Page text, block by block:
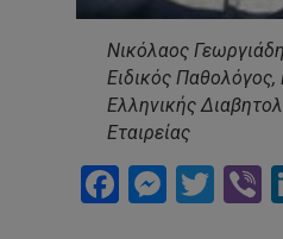
Νικόλαος
Ειδικός
Ελληνικής
Εταιρείας
Facebook